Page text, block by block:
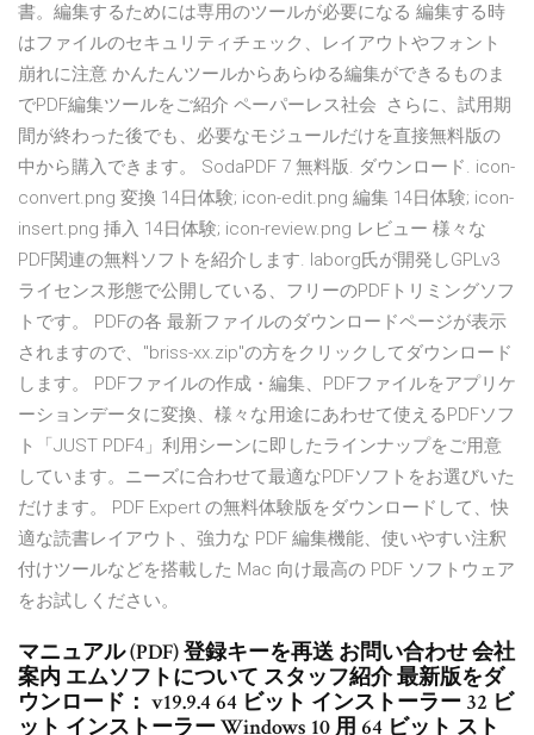
書。編集するためには専用のツールが必要になる 編集する時
はファイルのセキュリティチェック、レイアウトやフォント
崩れに注意 かんたんツールからあらゆる編集ができるものま
でPDF編集ツールをご紹介 ペーパーレス社会 さらに、試用期
間が終わった後でも、必要なモジュールだけを直接無料版の
中から購入できます。 SodaPDF 7 無料版. ダウンロード. icon-
convert.png 変換 14日体験; icon-edit.png 編集 14日体験; icon-
insert.png 挿入 14日体験; icon-review.png レビュー 様々な
PDF関連の無料ソフトを紹介します. laborg氏が開発しGPLv3
ライセンス形態で公開している、フリーのPDFトリミングソフ
トです。 PDFの各 最新ファイルのダウンロードページが表示
されますので、"briss-xx.zip"の方をクリックしてダウンロード
します。 PDFファイルの作成・編集、PDFファイルをアプリケ
ーションデータに変換、様々な用途にあわせて使えるPDFソフ
ト「JUST PDF4」利用シーンに即したラインナップをご用意
しています。ニーズに合わせて最適なPDFソフトをお選びいた
だけます。 PDF Expert の無料体験版をダウンロードして、快
適な読書レイアウト、強力な PDF 編集機能、使いやすい注釈
付けツールなどを搭載した Mac 向け最高の PDF ソフトウェア
をお試しください。
マニュアル (PDF) 登録キーを再送 お問い合わせ 会社
案内 エムソフトについて スタッフ紹介 最新版をダ
ウンロード： v19.9.4 64 ビット インストーラー 32 ビ
ット インストーラー Windows 10 用 64 ビット スト